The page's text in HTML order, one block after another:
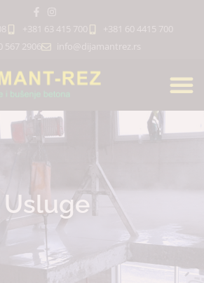
+381 63 415 700
+381 60 4415 700
567 2906
info@dijamantrez.rs
Usluge